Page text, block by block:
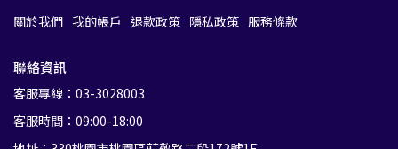
關於我們 我的帳戶 退款政策 隱私政策 服務條款
聯絡資訊
客服專線：03-3028003
客服時間：09:00-18:00